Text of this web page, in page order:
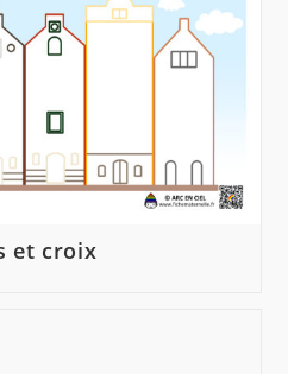
et croix